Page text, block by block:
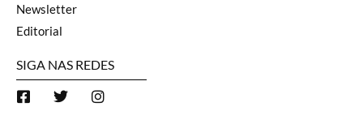
Newsletter
Editorial
SIGA NAS REDES